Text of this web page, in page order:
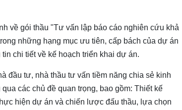
về gói thầu "Tư vấn lập báo cáo nghiên cứu khả
những hạng mục ưu tiên, cấp bách của dự án
chi tiết về kế hoạch triển khai dự án.
đầu tư, nhà thầu tư vấn tiềm năng chia sẻ kinh
các chủ đề quan trọng, bao gồm: Thiết kế
hiện dự án và chiến lược đấu thầu, lựa chọn